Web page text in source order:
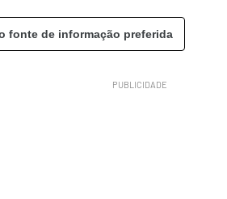
fonte de informação preferida